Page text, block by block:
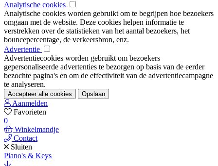
Analytische cookies
Analytische cookies worden gebruikt om te begrijpen hoe bezoekers
omgaan met de website. Deze cookies helpen informatie te
verstrekken over de statistieken van het aantal bezoekers, het
bouncepercentage, de verkeersbron, enz.
Advertentie
Advertentiecookies worden gebruikt om bezoekers
gepersonaliseerde advertenties te bezorgen op basis van de eerder
bezochte pagina's en om de effectiviteit van de advertentiecampagne
te analyseren.
Accepteer alle cookies Opslaan
Aanmelden
Favorieten
0
Winkelmandje
Contact
Sluiten
Piano's & Keys